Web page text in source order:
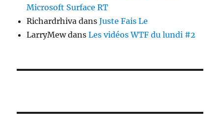
Microsoft Surface RT
Richardrhiva dansJuste Fais Le
LarryMewdansLes vidéos WTF du lundi #2